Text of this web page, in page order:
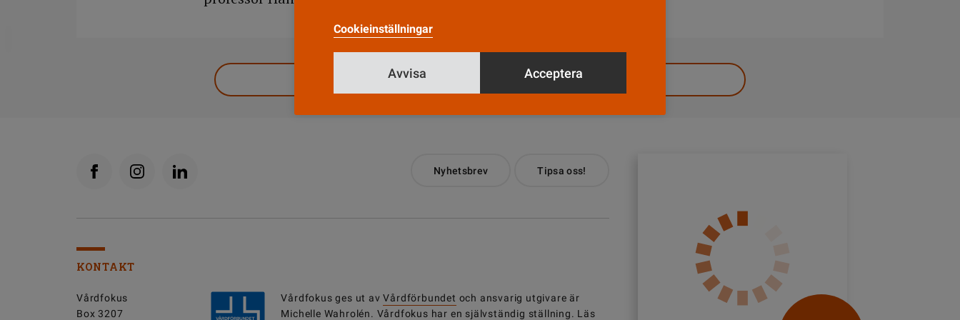
Till Vårdfokus startsida
Nyhetsbrev Tipsa oss!
KONTAKT
Vårdfokus
Box 3207
Vårdfokus ges ut avVårdförbundet och ansvarig utgivare är
Michelle Wahrolén. Vårdfokus har en självständig ställning. Läs
Cookieinställningar
Avvisa Acceptera